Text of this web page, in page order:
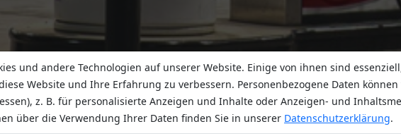
und andere Technologien auf unserer Website. Einige von ihnen sind
Website und Ihre Erfahrung zu verbessern. Personenbezogene Daten
z. B. für personalisierte Anzeigen und Inhalte oder Anzeigen- und
über die Verwendung Ihrer Daten finden Sie in unserer Datenschutzerklärung.